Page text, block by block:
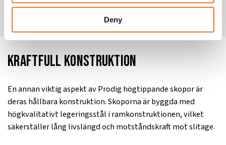
Deny
Kraftfull konstruktion
En annan viktig aspekt av Prodig högtippande skopor är
deras hållbara konstruktion. Skoporna är byggda med
högkvalitativt legeringsstål i ramkonstruktionen, vilket
säkerställer lång livslängd och motståndskraft mot slitage.